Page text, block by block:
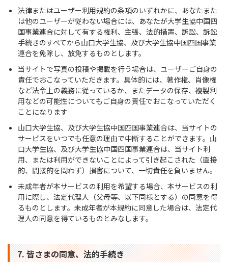
法律またはユーザー利用規約の条項のいずれかに、あなたまた
は他のユーザーが従わない場合には、あなたが大学生協中国四
国事業連合に対して有する権利、主張、法的措置、訴訟、訴訟
手続きのすべてから山口大学生協、及び大学生協中国四国事業
連合を免除し、放免するものとします。
当サイトで写真の投稿や掲載を行う場合は、ユーザーご自身の
責任でおこなっていただきます。具体的には、著作権、肖像権
など法令上の義務に従っているか、またデータの保存、複製利
用などの可能性についてもご自身の責任でおこなっていただく
ことになります
山口大学生協、及び大学生協中国四国事業連合は、当サイトの
サービスをいつでも任意の理由で中断することができます。山
口大学生協、及び大学生協中国四国事業連合は、当サイト利
用、または利用ができないことによって引き起こされた（直接
的、間接的を問わず）損害について、一切責任を負いません。
未成年者が本サービスの利用を希望する場合、本サービスの利
用に際し、法定代理人（父母等、以下同様とする）の同意を得
るものとします。未成年者が本規約に同意した場合は、法定代
理人の同意を得ているものとみなします。
7. 皆さまの同意、法的手続き